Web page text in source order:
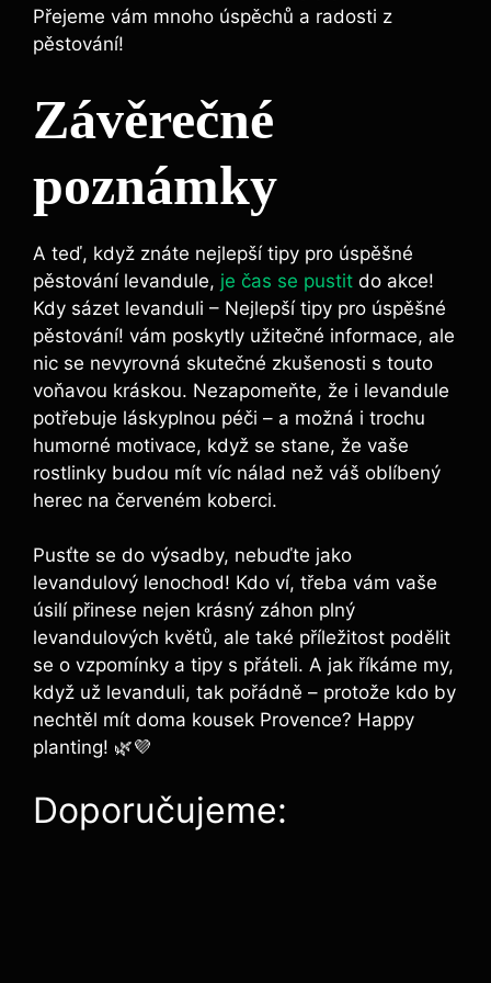
Přejeme vám mnoho úspěchů a radosti z
pěstování!
Závěrečné
poznámky
A teď, když znáte nejlepší tipy pro úspěšné
pěstování levandule, je čas se pustit do akce!
Kdy sázet levanduli – Nejlepší tipy pro úspěšné
pěstování! vám poskytly užitečné informace, ale
nic se nevyrovná skutečné zkušenosti s touto
voňavou kráskou. Nezapomeňte, že i levandule
potřebuje láskyplnou péči – a možná i trochu
humorné motivace, když se stane, že vaše
rostlinky budou mít víc nálad než váš oblíbený
herec na červeném koberci.
Pusťte se do výsadby, nebuďte jako
levandulový lenochod! Kdo ví, třeba vám vaše
úsilí přinese nejen krásný záhon plný
levandulových květů, ale také příležitost podělit
se o vzpomínky a tipy s přáteli. A jak říkáme my,
když už levanduli, tak pořádně – protože kdo by
nechtěl mít doma kousek Provence? Happy
planting! 🌿💜
Doporučujeme: